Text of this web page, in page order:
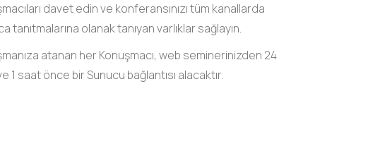
davet edin ve konferansınızı tüm kanallarda
tanıtmalarına olanak tanıyan varlıklar sağlayın.
atanan her Konuşmacı, web seminerinizden 24
1 saat önce bir Sunucu bağlantısı alacaktır.